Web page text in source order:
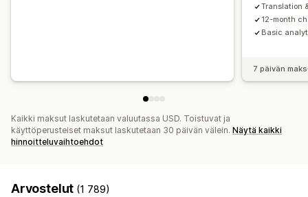
Translation
12-month
Basic
7 päivän
Kaikki maksut laskutetaan valuutassa USD. Toistuvat ja
käyttöperusteiset maksut laskutetaan 30 päivän välein. Näytä kaikki
hinnoitteluvaihtoehdot
Arvostelut (1 789)